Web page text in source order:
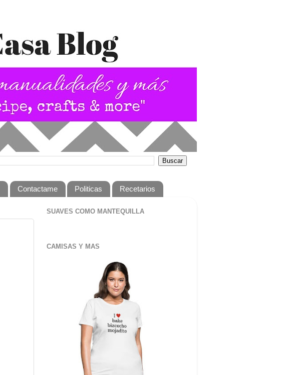
Contactame Politicas Recetarios
SUAVES COMO MANTEQUILLA
CAMISAS Y MAS